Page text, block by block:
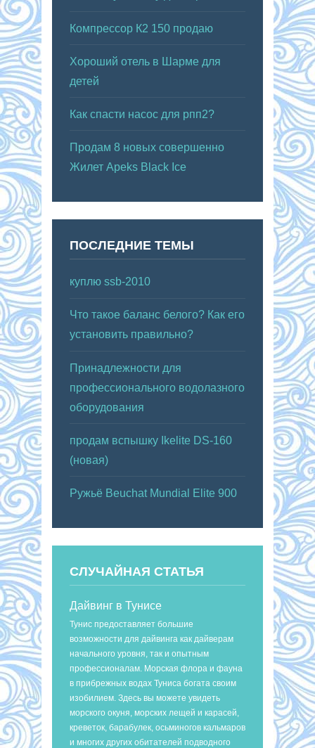
Компрессор К2 150 продаю
Хороший отель в Шарме для
детей
Как спасти насос для рпп2?
Продам 8 новых совершенно
Жилет Apeks Black Ice
ПОСЛЕДНИЕ ТЕМЫ
куплю ssb-2010
Что такое баланс белого? Как его
установить правильно?
Принадлежности для
профессионального водолазного
оборудования
продам вспышку Ikelite DS-160
(новая)
Ружьё Beuchat Mundial Elite 900
СЛУЧАЙНАЯ СТАТЬЯ
Дайвинг в Тунисе
Тунис предоставляет большие
возможности для дайвинга как дайверам
начального уровня, так и опытным
профессионалам. Морская флора и фауна
в прибрежных водах Туниса богата своим
изобилием. Здесь вы можете увидеть
морского окуня, морских лещей и карасей,
креветок, барабулек, осьминогов кальмаров
и многих других обитателей подводного